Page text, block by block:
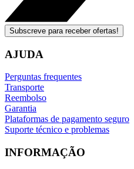
Subscreve para receber ofertas!
AJUDA
Perguntas frequentes
Transporte
Reembolso
Garantia
Plataformas de pagamento seguro
Suporte técnico e problemas
INFORMAÇÃO